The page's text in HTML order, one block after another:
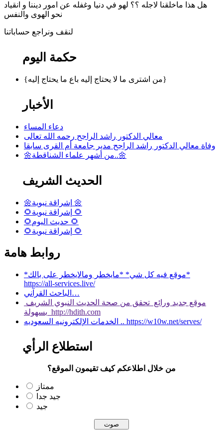
هل هذا ماخلقنا لاجله ؟؟ لهو في دنيا وغفله عن امور ديننا و انقياد
نحو الهوى والنفس
لنقف ونراجع حساباتنا
حكمة اليوم
{من اشترى ما لا يحتاج إليه باع ما يحتاج إليه}
الأخبار
دعاء المساء
معالي الدكتور راشد الراجح رحمه الله تعالى
وفاة معالي الدكتور راشد الراجح مدير جامعة أم القرى سابقا
🌼من أشهر علماء الشناقطة..🌼
الحديث الشريف
🌼إشراقة نبوية 🌼
🌻إشراقة نبوية 🌻
🌻حديث اليوم 🌻
🌻إشراقة نبوية 🌻
روابط هامة
*موقع فيه كل شي* *مايخطر ومالايخطر على بالك*
https://all-services.live/
الباحث القرآني…
موقع جديد ورائع تحقق من صحة الحديث النبوي الشريف
بسهولة http://hdith.com
الخدمات الإلكترونيه السعوديه .. https://w10w.net/serves/
استطلاع الرأي
من خلال اطلاعكم كيف تقيمون الموقع؟
ممتاز
جيد جدا
جيد